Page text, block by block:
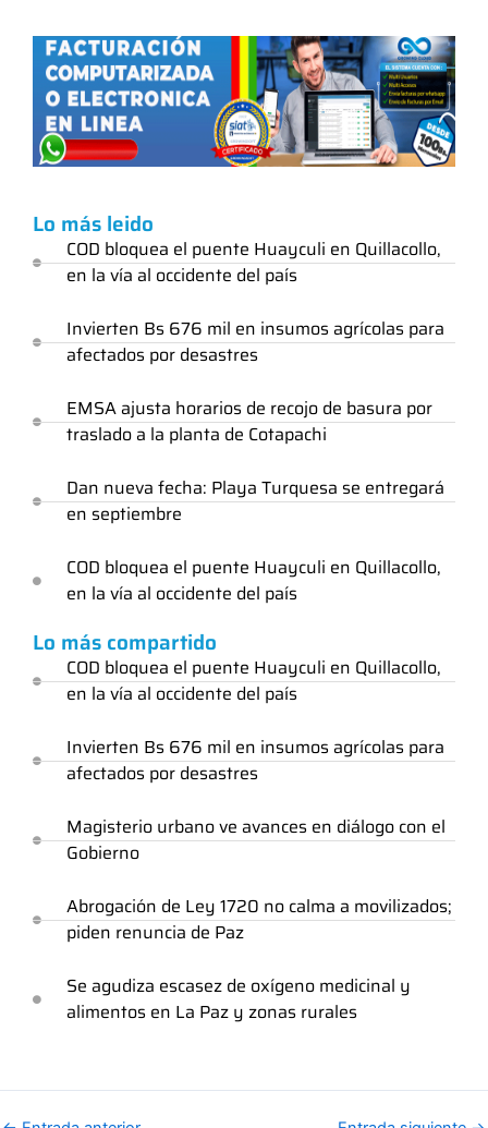
Lo más leido
COD bloquea el puente Huayculi en Quillacollo,
en la vía al occidente del país
Invierten Bs 676 mil en insumos agrícolas para
afectados por desastres
EMSA ajusta horarios de recojo de basura por
traslado a la planta de Cotapachi
Dan nueva fecha: Playa Turquesa se entregará
en septiembre
COD bloquea el puente Huayculi en Quillacollo,
en la vía al occidente del país
Lo más compartido
COD bloquea el puente Huayculi en Quillacollo,
en la vía al occidente del país
Invierten Bs 676 mil en insumos agrícolas para
afectados por desastres
Magisterio urbano ve avances en diálogo con el
Gobierno
Abrogación de Ley 1720 no calma a movilizados;
piden renuncia de Paz
Se agudiza escasez de oxígeno medicinal y
alimentos en La Paz y zonas rurales